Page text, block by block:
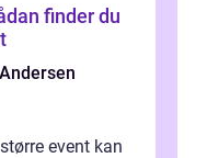
finder du
event kan